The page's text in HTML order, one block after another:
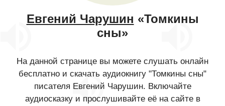
Евгений Чарушин «Томкины
сны»
На данной странице вы можете слушать онлайн
бесплатно и скачать аудиокнигу "Томкины сны"
писателя Евгений Чарушин. Включайте
аудиосказку и прослушивайте её на сайте в